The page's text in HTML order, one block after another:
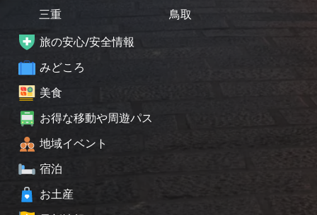
三重
鳥取
旅の安心/安全情報
みどころ
美食
お得な移動や周遊パス
地域イベント
宿泊
お土産